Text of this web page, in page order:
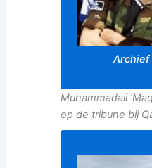
Archief
Muhammadali
op de tribune bij